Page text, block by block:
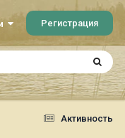
Регистрация
Активность